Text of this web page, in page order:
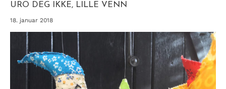
URO DEG IKKE, LILLE VENN
18. januar 2018